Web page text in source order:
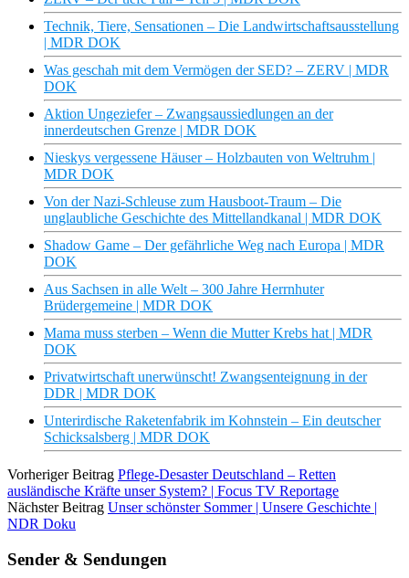
Technik, Tiere, Sensationen – Die Landwirtschaftsausstellung
| MDR DOK
Was geschah mit dem Vermögen der SED? – ZERV | MDR
DOK
Aktion Ungeziefer – Zwangsaussiedlungen an der
innerdeutschen Grenze | MDR DOK
Nieskys vergessene Häuser – Holzbauten von Weltruhm |
MDR DOK
Von der Nazi-Schleuse zum Hausboot-Traum – Die
unglaubliche Geschichte des Mittellandkanal | MDR DOK
Shadow Game – Der gefährliche Weg nach Europa | MDR
DOK
Aus Sachsen in alle Welt – 300 Jahre Herrnhuter
Brüdergemeine | MDR DOK
Mama muss sterben – Wenn die Mutter Krebs hat | MDR
DOK
Privatwirtschaft unerwünscht! Zwangsenteignung in der
DDR | MDR DOK
Unterirdische Raketenfabrik im Kohnstein – Ein deutscher
Schicksalsberg | MDR DOK
Vorheriger Beitrag Pflege-Desaster Deutschland – Retten
ausländische Kräfte unser System? | Focus TV Reportage
Nächster Beitrag Unser schönster Sommer | Unsere Geschichte |
NDR Doku
Sender & Sendungen